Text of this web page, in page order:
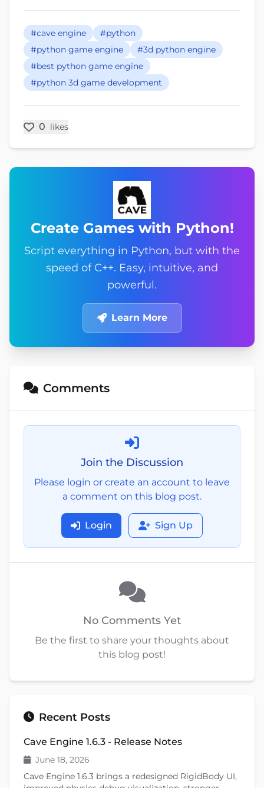
#cave engine
#python
#python game engine
#3d python engine
#best python game engine
#python 3d game development
0 likes
Create Games with Python!
Script everything in Python, but with the
speed of C++. Easy, intuitive, and
powerful.
Learn More
Comments
Join the Discussion
Please login or create an account to leave
a comment on this blog post.
Login Sign Up
No Comments Yet
Be the first to share your thoughts about
this blog post!
Recent Posts
Cave Engine 1.6.3 - Release Notes
June 18, 2026
Cave Engine 1.6.3 brings a redesigned RigidBody UI,